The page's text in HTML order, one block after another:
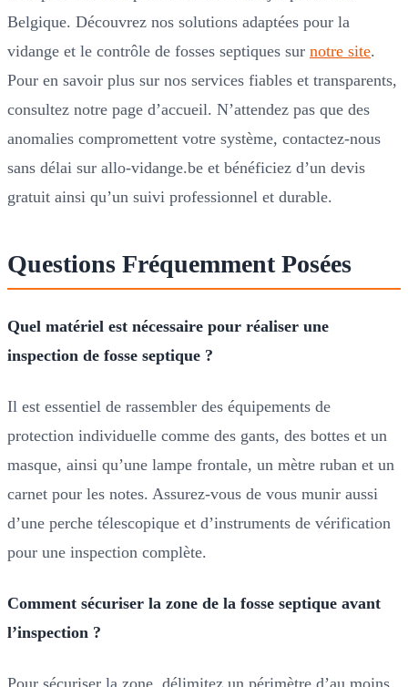
Belgique. Découvrez nos solutions adaptées pour la
vidange et le contrôle de fosses septiques sur notre site.
Pour en savoir plus sur nos services fiables et transparents,
consultez notre page d’accueil. N’attendez pas que des
anomalies compromettent votre système, contactez-nous
sans délai sur allo-vidange.be et bénéficiez d’un devis
gratuit ainsi qu’un suivi professionnel et durable.
Questions Fréquemment Posées
Quel matériel est nécessaire pour réaliser une
inspection de fosse septique ?
Il est essentiel de rassembler des équipements de
protection individuelle comme des gants, des bottes et un
masque, ainsi qu’une lampe frontale, un mètre ruban et un
carnet pour les notes. Assurez-vous de vous munir aussi
d’une perche télescopique et d’instruments de vérification
pour une inspection complète.
Comment sécuriser la zone de la fosse septique avant
l’inspection ?
Pour sécuriser la zone, délimitez un périmètre d’au moins